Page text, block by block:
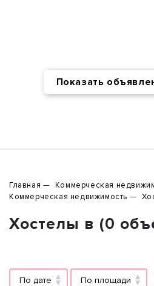
Показать
Главная Коммерческая
Коммерческая недвижимость
Хостелы в (0
По дате По площади